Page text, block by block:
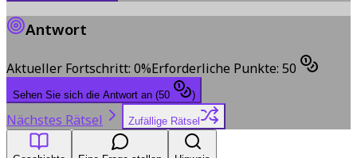
Antwort
Aktueller Fortschritt: 0%Erforderliche Punkte: 50
Sehen Sie sich die Antwort an (50 )
Nächstes Rätsel Zufällige Rätsel